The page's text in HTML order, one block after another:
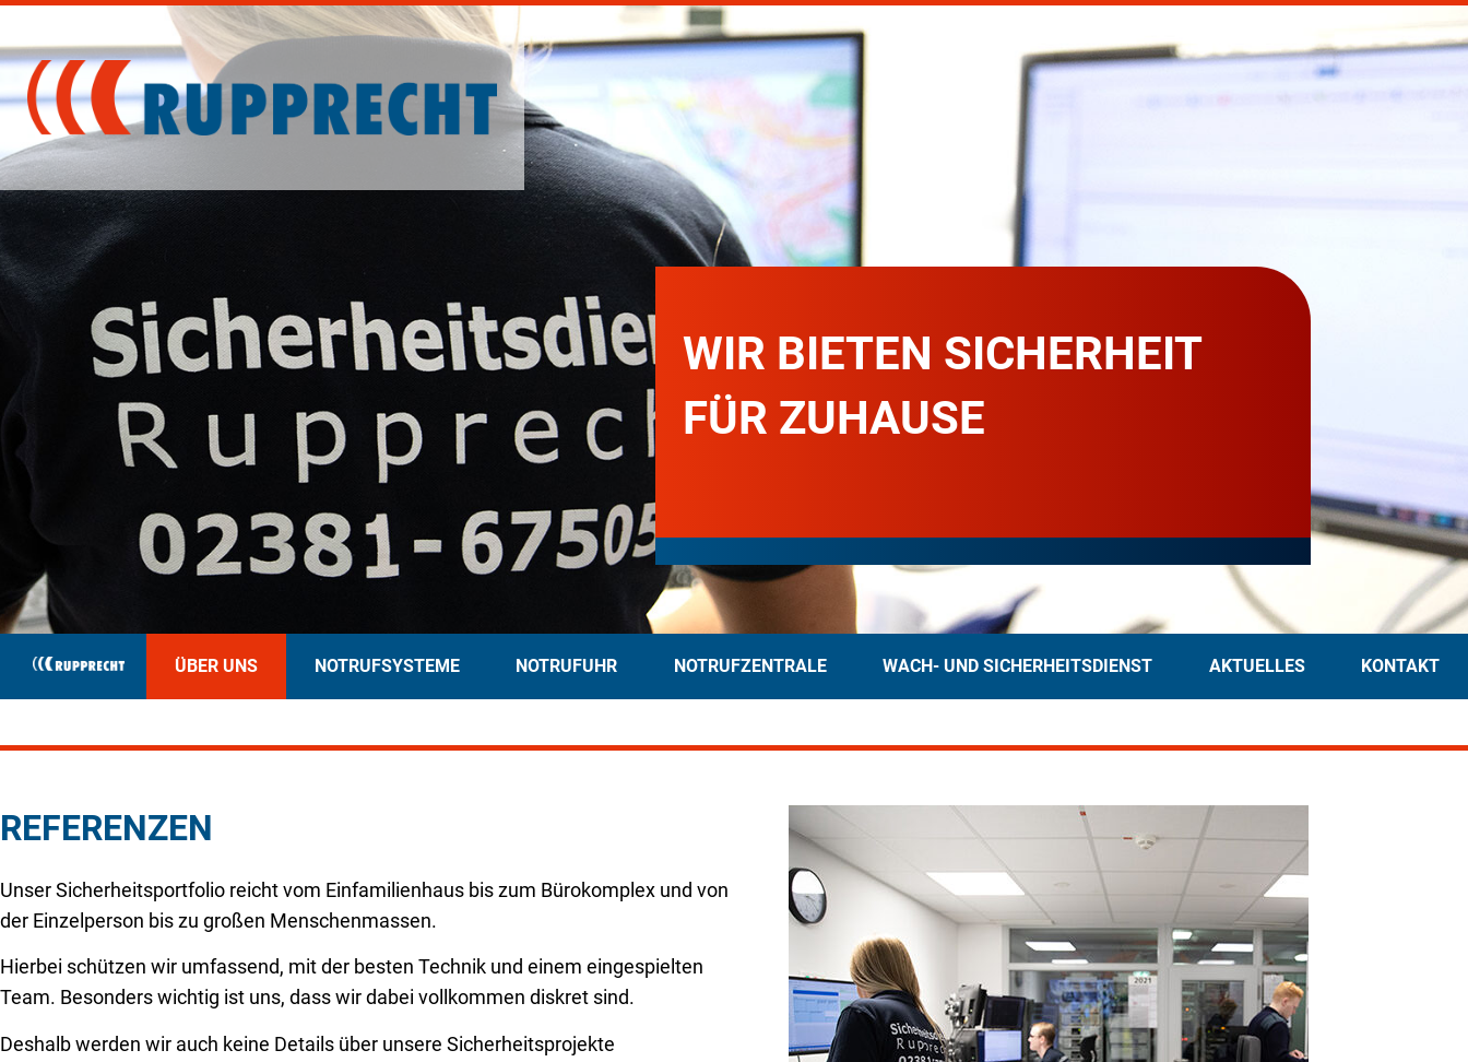
ÜBER UNS NOTRUFSYSTEME NOTRUFUHR NOTRUFZENTRALE WACH- UND SICHERHEITSDIENST AKTUELLES KONTAKT
WIR BIETEN SICHERHEIT
FÜR ZUHAUSE
REFERENZEN
Unser Sicherheitsportfolio reicht vom Einfamilienhaus bis zum Bürokomplex und von
der Einzelperson bis zu großen Menschenmassen.
Hierbei schützen wir umfassend, mit der besten Technik und einem eingespielten
Team. Besonders wichtig ist uns, dass wir dabei vollkommen diskret sind.
Deshalb werden wir auch keine Details über unsere Sicherheitsprojekte